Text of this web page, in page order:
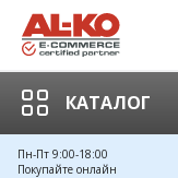
КАТАЛОГ
Пн-Пт 9:00-18:00
Покупайте онлайн